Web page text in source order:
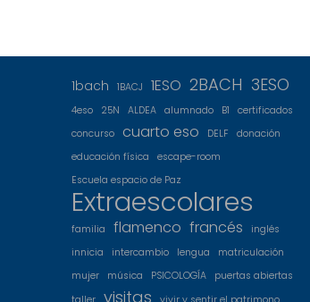
1bach 1BACJ 1ESO 2BACH 3ESO
4eso 25N ALDEA alumnado B1
certificados
concurso cuarto eso DELF
donación
educación física
escape-room
Escuela espacio de Paz
Extraescolares
familia flamenco francés
inglés
innicia
intercambio lengua
matriculación
mujer
música PSICOLOGÍA
puertas abiertas
visitas